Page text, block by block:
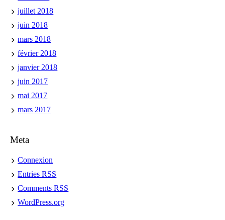
juillet 2018
juin 2018
mars 2018
février 2018
janvier 2018
juin 2017
mai 2017
mars 2017
Meta
Connexion
EntriesRSS
CommentsRSS
WordPress.org